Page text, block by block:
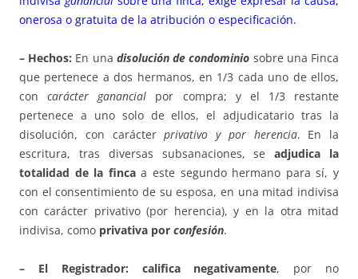
onerosa o gratuita de la atribución o especificación.
– Hechos: En una disolución de condominio sobre una Finca
que pertenece a dos hermanos, en 1/3 cada uno de ellos,
concarácter ganancial por compra; y el 1/3 restante
pertenece a uno solo de ellos, el adjudicatario tras la
disolución, con carácterprivativo y por herencia. En la
escritura, tras diversas subsanaciones, seadjudica la
totalidad de la fincaa este segundo hermano para sí, y
con el consentimiento de su esposa, en una mitad indivisa
con carácter privativo (por herencia), y en la otra mitad
indivisa, como privativa por confesión.
– El Registrador: califica negativamente, por no